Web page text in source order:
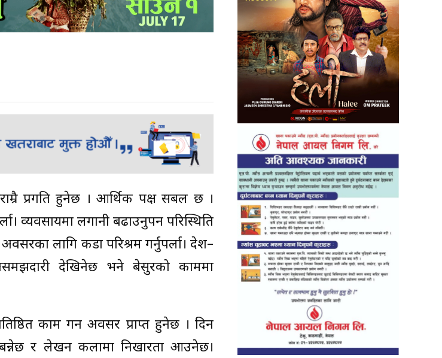
प्रगति हुनेछ । आर्थिक पक्ष सबल छ ।
लगानी बढाउनुपर्ने परिस्थिति
लागि कडा परिश्रम गर्नुपर्ला। देश–
देखिनेछ भने बेसुरको काममा
काम गर्ने अवसर प्राप्त हुनेछ । दिन
बन्नेछ र लेखन कलामा निखारता आउनेछ।